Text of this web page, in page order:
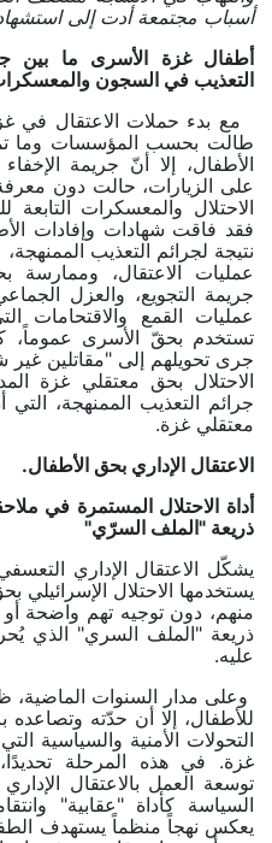
أسباب مجتمعة أدت إلى
أطفال غزة الأسرى ما بين
التعذيب في السجون
مع بدء حملات الاعتقال في
طالت بحسب المؤسسات وما
الأطفال، إلا أنّ جريمة
على الزيارات، حالت دون
الاحتلال والمعسكرات
فقد فاقت شهادات وإفادات
نتيجة لجرائم التعذيب
عمليات الاعتقال، وممارسة
جريمة التجويع، والعزل
عمليات القمع والاقتحامات
تستخدم بحقّ الأسرى عموماً،
جرى تحويلهم إلى "مقاتلين غير
الاحتلال بحق معتقلي غزة
جرائم التعذيب الممنهجة،
معتقلي غزة.
الاعتقال الإداري بحق الأطفال.
أداة الاحتلال المستمرة في
ذريعة "الملف السرّي"
يشكّل الاعتقال الإداري
يستخدمها الاحتلال الإسرائيلي
منهم، دون توجيه تهم واضحة
ذريعة "الملف السري" الذي
عليه.
وعلى مدار السنوات الماضية،
للأطفال، إلا أن حدّته وتصاعده
التحولات الأمنية والسياسية
غزة. في هذه المرحلة
توسعة العمل بالاعتقال
السياسة كأداة "عقابية"
يعكس نهجاً منظماً يستهدف